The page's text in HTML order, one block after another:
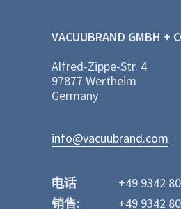
VACUUBRAND GMBH +
Alfred-Zippe-Str. 4
97877 Wertheim
Germany
info@vacuubrand.com
电话
+49 9342
销售:
+49 9342